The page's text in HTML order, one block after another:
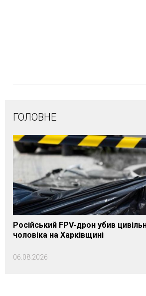
ГОЛОВНЕ
Російський FPV-дрон убив
чоловіка на Харківщині
06.08.2026